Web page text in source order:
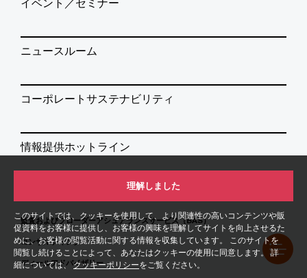
このサイトでは、クッキーを使用して、より関連性の高いコンテンツや販
促資料をお客様に提供し、お客様の興味を理解してサイトを向上させるた
めに、お客様の閲覧活動に関する情報を収集しています。 このサイトを
閲覧し続けることによって、あなたはクッキーの使用に同意します。 詳
細については、クッキーポリシーをご覧ください。
理解しました
イベント／セミナー
ニュースルーム
コーポレートサステナビリティ
情報提供ホットライン
監査およびブローダーアシュアランスサービス（BAS）
コンサルティング
ディールアドバイザリー